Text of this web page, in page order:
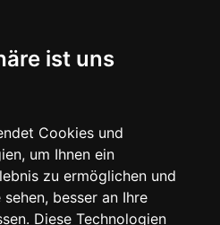
ist uns
Cookies und
um Ihnen ein
zu ermöglichen und
besser an Ihre
Diese Technologien